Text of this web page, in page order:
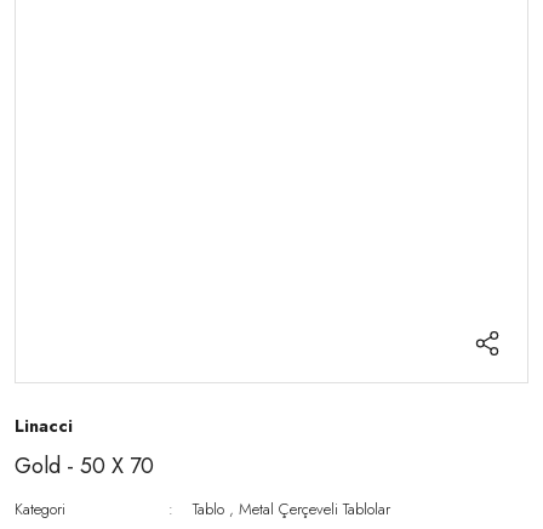
Linacci
Gold - 50 X 70
Kategori Tablo ,Metal Çerçeveli Tablolar